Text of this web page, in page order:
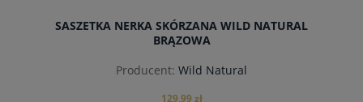
SASZETKA NERKA SKÓRZANA WILD NATURAL
BRĄZOWA
Producent: Wild Natural
129,99 zł